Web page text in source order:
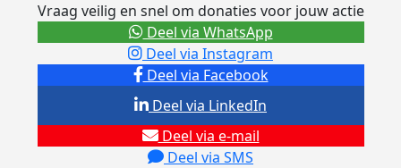
Vraag veilig en snel om donaties voor jouw actie
Deel via Facebook
Deel via Instagram
Deel via e-mail
Deel via SMS
Deel via LinkedIn
Deel via WhatsApp